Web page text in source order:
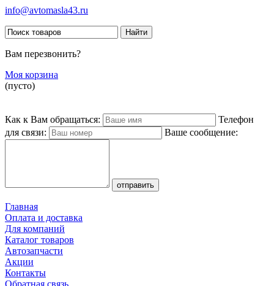
info@avtomasla43.ru
Вам перезвонить?
Моя корзина
(пусто)
Как к Вам обращаться:
Телефон
для связи:
Ваше сообщение:
Главная
Оплата и доставка
Для компаний
Каталог товаров
Автозапчасти
Акции
Контакты
Обратная связь